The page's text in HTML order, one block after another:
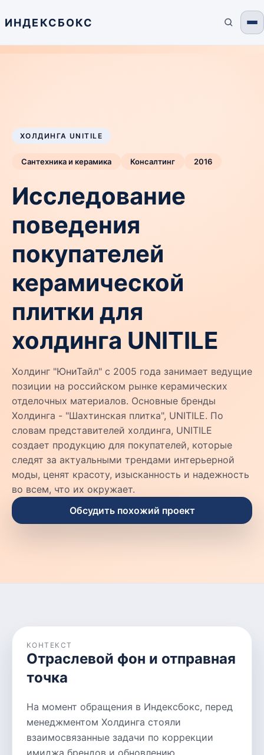
ИНДЕКСБОКС
ХОЛДИНГА UNITILE
Сантехника и керамика Консалтинг 2016
Исследование
поведения
покупателей
керамической
плитки для
холдинга UNITILE
Холдинг "ЮниТайл" с 2005 года занимает ведущие
позиции на российском рынке керамических
отделочных материалов. Основные бренды
Холдинга - "Шахтинская плитка", UNITILE. По
словам представителей холдинга, UNITILE
создает продукцию для покупателей, которые
следят за актуальными трендами интерьерной
моды, ценят красоту, изысканность и надежность
во всем, что их окружает.
Обсудить похожий проект
КОНТЕКСТ
Отраслевой фон и отправная
точка
На момент обращения в Индексбокс, перед
менеджментом Холдинга стояли
взаимосвязанные задачи по коррекции
имиджа брендов и обновлению